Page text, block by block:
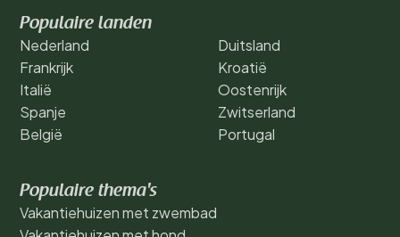
Populaire landen
Nederland
Frankrijk
Italië
Spanje
België
Duitsland
Kroatië
Oostenrijk
Zwitserland
Portugal
Populaire thema's
Vakantiehuizen met zwembad